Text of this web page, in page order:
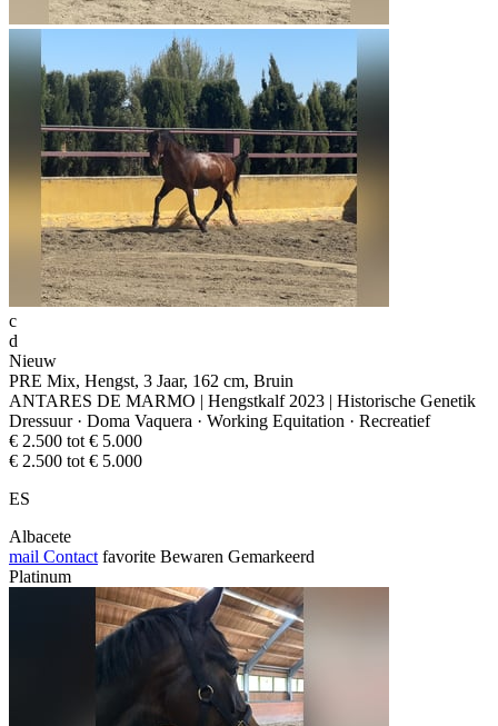
c
d
Nieuw
PRE Mix, Hengst, 3 Jaar, 162 cm, Bruin
ANTARES DE MARMO | Hengstkalf 2023 | Historische Genetik
Dressuur · Doma Vaquera · Working Equitation · Recreatief
€ 2.500 tot € 5.000
€ 2.500 tot € 5.000
ES
Albacete
mail Contact favorite Bewaren Gemarkeerd
Platinum